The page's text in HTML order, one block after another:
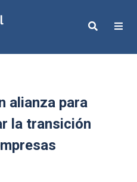
Search
alianza para
la transición